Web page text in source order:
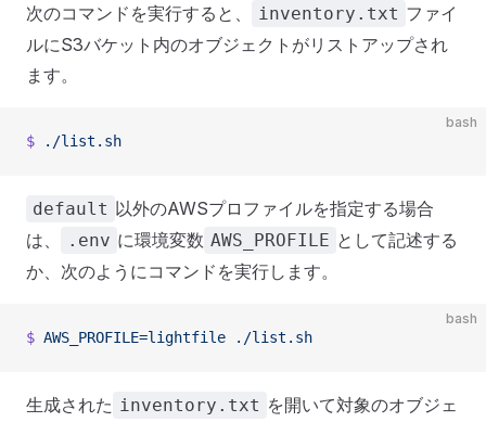
次のコマンドを実行すると、 inventory.txt ファイ
ルにS3バケット内のオブジェクトがリストアップされ
ます。
bash
$ ./list.sh
default 以外のAWSプロファイルを指定する場合
は、
.env に環境変数 AWS_PROFILE として記述する
か、次のようにコマンドを実行します。
bash
$ AWS_PROFILE=lightfile ./list.sh
生成された inventory.txt を開いて対象のオブジェ